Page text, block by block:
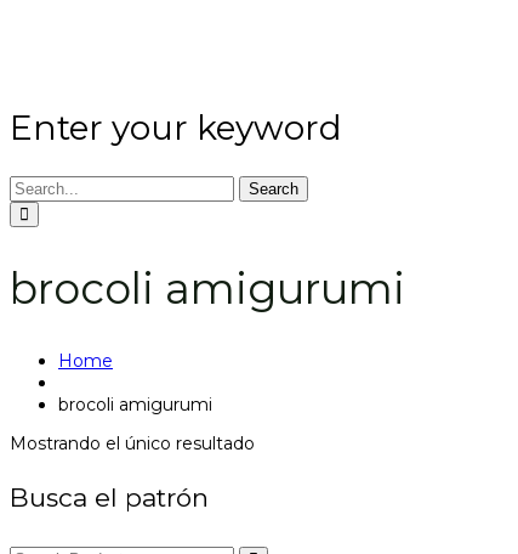
Enter your keyword
Search
brocoli amigurumi
Home
brocoli amigurumi
Mostrando el único resultado
Busca el patrón